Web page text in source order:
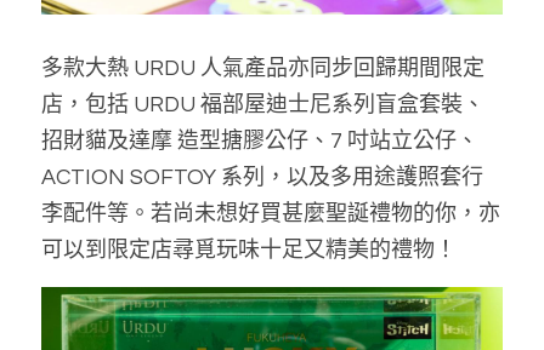
多款大熱 URDU 人氣產品亦同步回歸期間限定
店，包括 URDU 福部屋迪士尼系列盲盒套裝、
招財貓及達摩 造型搪膠公仔、7 吋站立公仔、
ACTION SOFTOY 系列，以及多用途護照套行
李配件等。若尚未想好買甚麼聖誕禮物的你，亦
可以到限定店尋覓玩味十足又精美的禮物！